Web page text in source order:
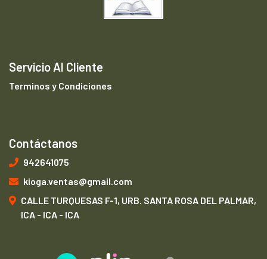
Servicio Al Cliente
Terminos y Condiciones
Contáctanos
942641075
kioga.ventas@gmail.com
CALLE TURQUESAS F-1, URB. SANTA ROSA DEL PALMAR,
ICA - ICA - ICA